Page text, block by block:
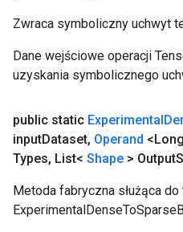
Zwraca symboliczny uchwyt
Dane wejściowe operacji
uzyskania symbolicznego
public static Experimental
inputDataset, Operand
Types, List< Shape > Output
Metoda fabryczna służąca